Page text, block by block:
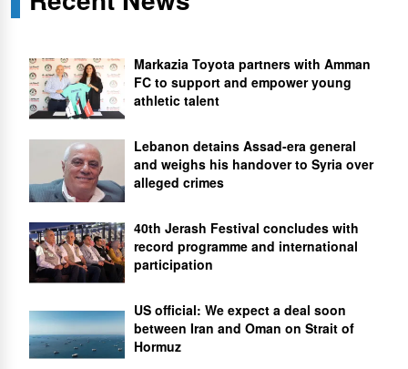
Markazia Toyota partners with Amman
FC to support and empower young
athletic talent
Lebanon detains Assad-era general
and weighs his handover to Syria over
alleged crimes
40th Jerash Festival concludes with
record programme and international
participation
US official: We expect a deal soon
between Iran and Oman on Strait of
Hormuz